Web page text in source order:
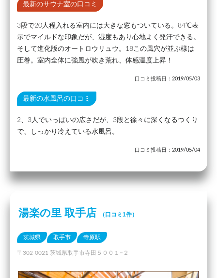
最新のサウナ室の口コミ
3段で20人程入れる室内には大きな窓もついている。84℃表
示でマイルドな印象だが、湿度もあり心地よく発汗できる。
そして進化版のオートロウリュウ。18この風穴が並ぶ様は
圧巻。室内全体に強風が吹き荒れ、体感温度上昇！
口コミ投稿日：2019/05/03
最新の水風呂の口コミ
2、3人でいっぱいの広さだが、3段と徐々に深くなるつくり
で、しっかり冷えている水風呂。
口コミ投稿日：2019/05/04
湯楽の里 取手店 （口コミ1件）
茨城県 取手市 寺原駅
〒302-0021 茨城県取手市寺田５００１−２